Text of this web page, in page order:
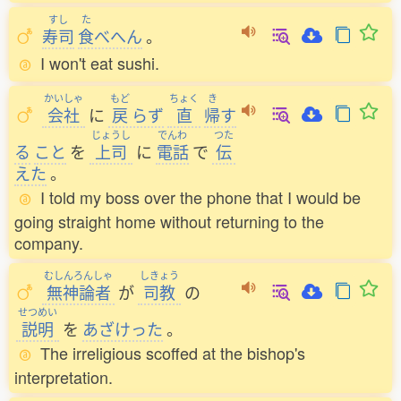
すし
寿司
た
食べへん。
I won't eat sushi.
かいしゃ
会社 に
もど
戻 らず
ちょく
直
き
帰す
る こと を
じょうし
上司 に
でんわ
電話 で
つた
伝
えた。
I told my boss over the phone that I would be
going straight home without returning to the
company.
むしんろんしゃ
無神論者 が
しきょう
司教 の
せつめい
説明 を あざけった。
The irreligious scoffed at the bishop's
interpretation.